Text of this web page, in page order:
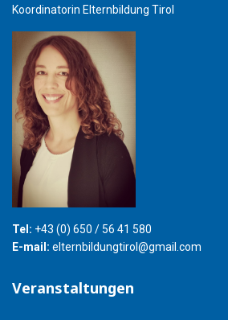
Koordinatorin Elternbildung Tirol
Tel: +43 (0) 650 / 56 41 580
E-mail: elternbildungtirol@gmail.com
Veranstaltungen